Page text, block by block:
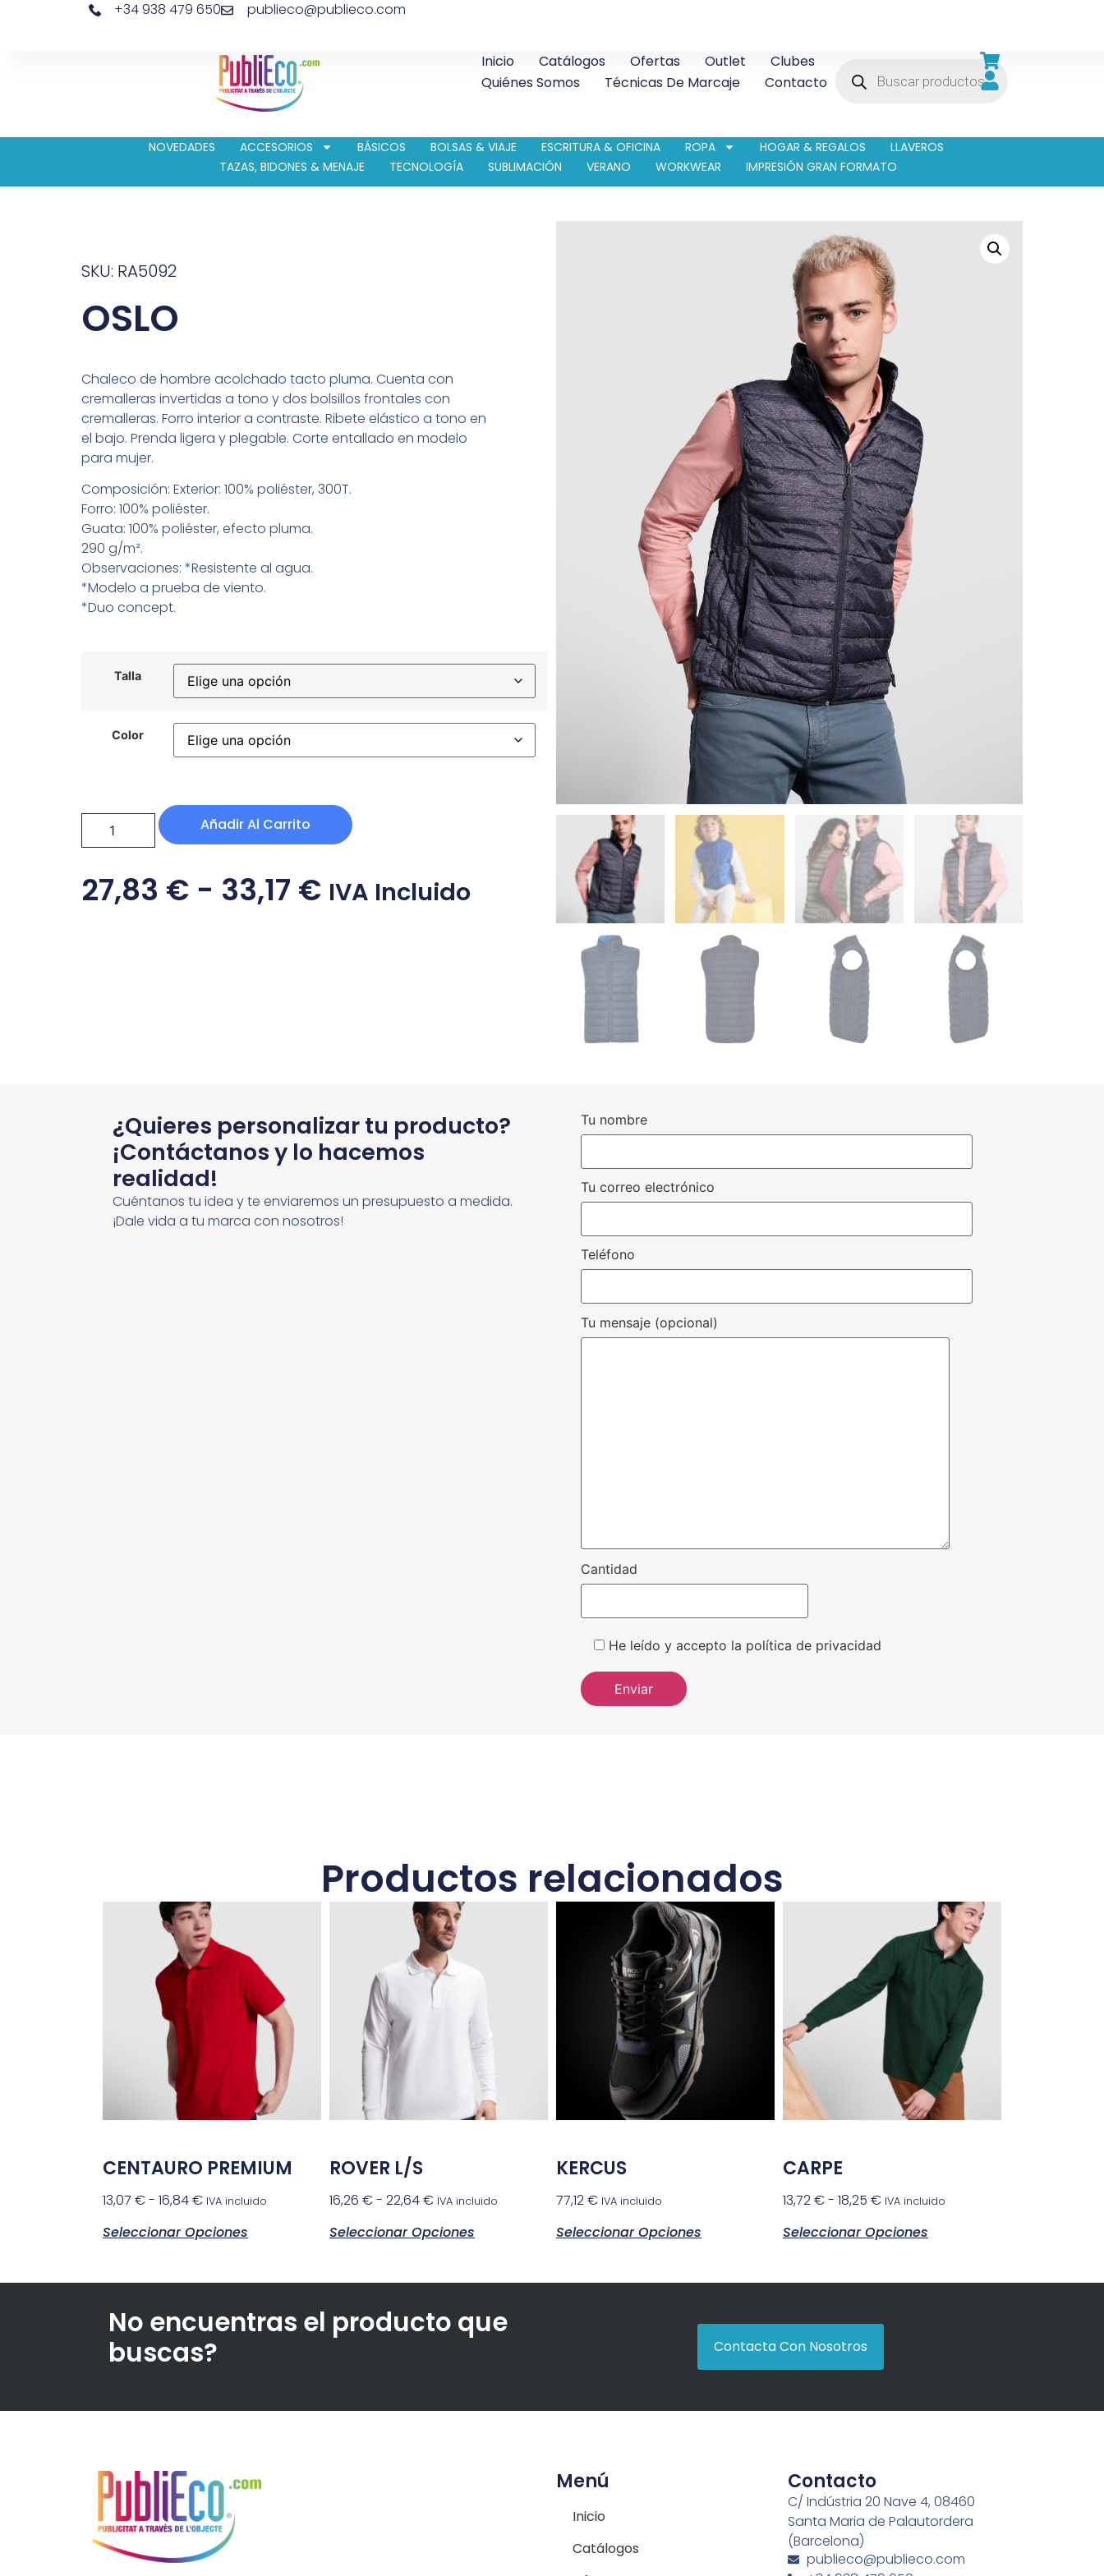
+34 938 479 650 publieco@publieco.com
Inicio Catálogos Ofertas Outlet
Clubes
Quiénes Somos
Técnicas De Marcaje Contacto
NOVEDADES ACCESORIOS BÁSICOS BOLSAS & VIAJE ESCRITURA & OFICINA ROPA HOGAR & REGALOS
LLAVEROS
TAZAS, BIDONES & MENAJE
TECNOLOGÍA SUBLIMACIÓN VERANO WORKWEAR IMPRESIÓN GRAN FORMATO
SKU: RA5092
OSLO
Chaleco de hombre acolchado tacto pluma. Cuenta con
cremalleras invertidas a tono y dos bolsillos frontales con
cremalleras. Forro interior a contraste. Ribete elástico a tono en
el bajo. Prenda ligera y plegable. Corte entallado en modelo
para mujer.
Composición: Exterior: 100% poliéster, 300T.
Forro: 100% poliéster.
Guata: 100% poliéster, efecto pluma.
290 g/m².
Observaciones: *Resistente al agua.
*Modelo a prueba de viento.
*Duo concept.
Talla
Color
Añadir Al Carrito
27,83 € - 33,17 € IVA Incluido
¿Quieres personalizar tu producto?
¡Contáctanos y lo hacemos
realidad!
Cuéntanos tu idea y te enviaremos un presupuesto a medida.
¡Dale vida a tu marca con nosotros!
Tu nombre
Tu correo electrónico
Teléfono
Tu mensaje (opcional)
Cantidad
He leído y accepto la política de privacidad
Productos relacionados
CENTAURO PREMIUM
13,07 €- 16,84€ IVA incluido
Seleccionar Opciones
ROVER L/S
16,26 €- 22,64€ IVA incluido
Seleccionar Opciones
KERCUS
77,12€ IVA incluido
Seleccionar Opciones
CARPE
13,72€- 18,25 € IVA incluido
Seleccionar Opciones
No encuentras el producto que
buscas?
Contacta Con Nosotros
Menú
Inicio
Catálogos
Contacto
C/ Indústria 20 Nave 4, 08460
Santa Maria de Palautordera
(Barcelona)
publieco@publieco.com